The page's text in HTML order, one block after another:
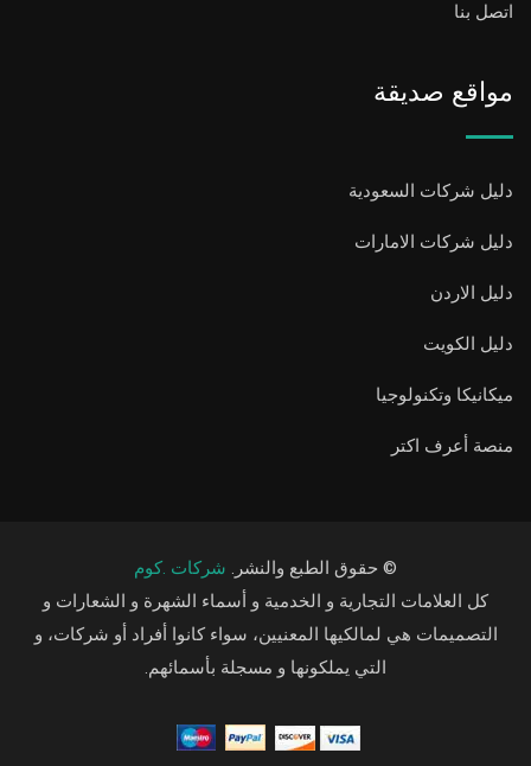
اتصل بنا
مواقع صديقة
دليل شركات السعودية
دليل شركات الامارات
دليل الاردن
دليل الكويت
ميكانيكا وتكنولوجيا
منصة أعرف اكتر
© حقوق الطبع والنشر. شركات .كوم
كل العلامات التجارية و الخدمية و أسماء الشهرة و الشعارات و
التصميمات هي لمالكيها المعنيين، سواء كانوا أفراد أو شركات، و
التي يملكونها و مسجلة بأسمائهم.